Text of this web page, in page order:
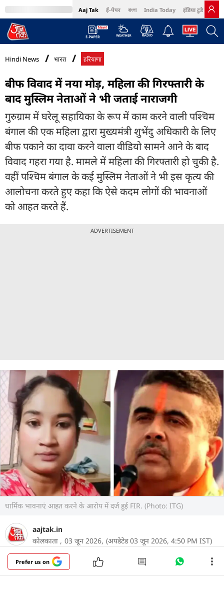
Aaj Tak ई-पेपर বাংলা India Today इंडिया टुडे हिंदी
MumbaiTak Cosmopolitan Harper's Bazaar Northeast
Hindi News भारत हरियाणा
बीफ विवाद में नया मोड़, महिला की गिरफ्तारी के
बाद मुस्लिम नेताओं ने भी जताई नाराजगी
गुरुग्राम में घरेलू सहायिका के रूप में काम करने वाली पश्चिम
बंगाल की एक महिला द्वारा मुख्यमंत्री शुभेंदु अधिकारी के लिए
बीफ पकाने का दावा करने वाला वीडियो सामने आने के बाद
विवाद गहरा गया है. मामले में महिला की गिरफ्तारी हो चुकी है.
वहीं पश्चिम बंगाल के कई मुस्लिम नेताओं ने भी इस कृत्य की
आलोचना करते हुए कहा कि ऐसे कदम लोगों की भावनाओं
को आहत करते हैं.
ADVERTISEMENT
धार्मिक भावनाएं आहत करने के आरोप में दर्ज हुई FIR. (Photo: ITG)
aajtak.in
कोलकाता , 03 जून 2026, (अपडेटेड 03 जून 2026, 4:50 PM IST)
Prefer us on